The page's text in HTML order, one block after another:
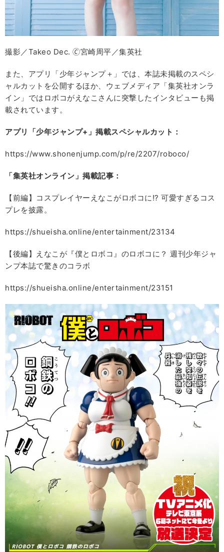
撮影／Takeo Dec. 🄫宮崎周平／集英社
また、アプリ「少年ジャンプ＋」では、本誌未掲載のスペシ
ャルカットを公開するほか、ウェブメディア「集英社オンラ
イン」ではロボコがえなこさんに突撃したインタビューも掲
載されています。
アプリ「少年ジャンプ+ 」掲載スペシャルカット：
https://www.shonenjump.com/p/re/2207/roboco/
「集英社オンライン」掲載記事：
【前編】コスプレイヤーえなこがロボコに!? 可愛すぎるコス
プレを披露。
https://shueisha.online/entertainment/23134
【後編】えなこが『僕とロボコ』のロボコに？ 週刊少年ジャ
ンプ本誌で驚きのコラボ
https://shueisha.online/entertainment/23151